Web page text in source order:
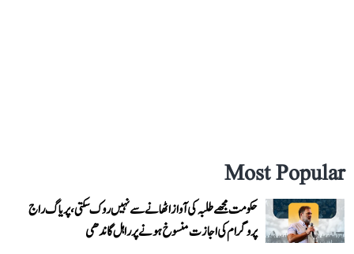
Most Popular
حکومت مجھے طلبہ کی آواز اٹھانے سے نہیں روک سکتی، پریاگ راج
پروگرام کی اجازت منسوخ ہونے پر راہل گاندھی